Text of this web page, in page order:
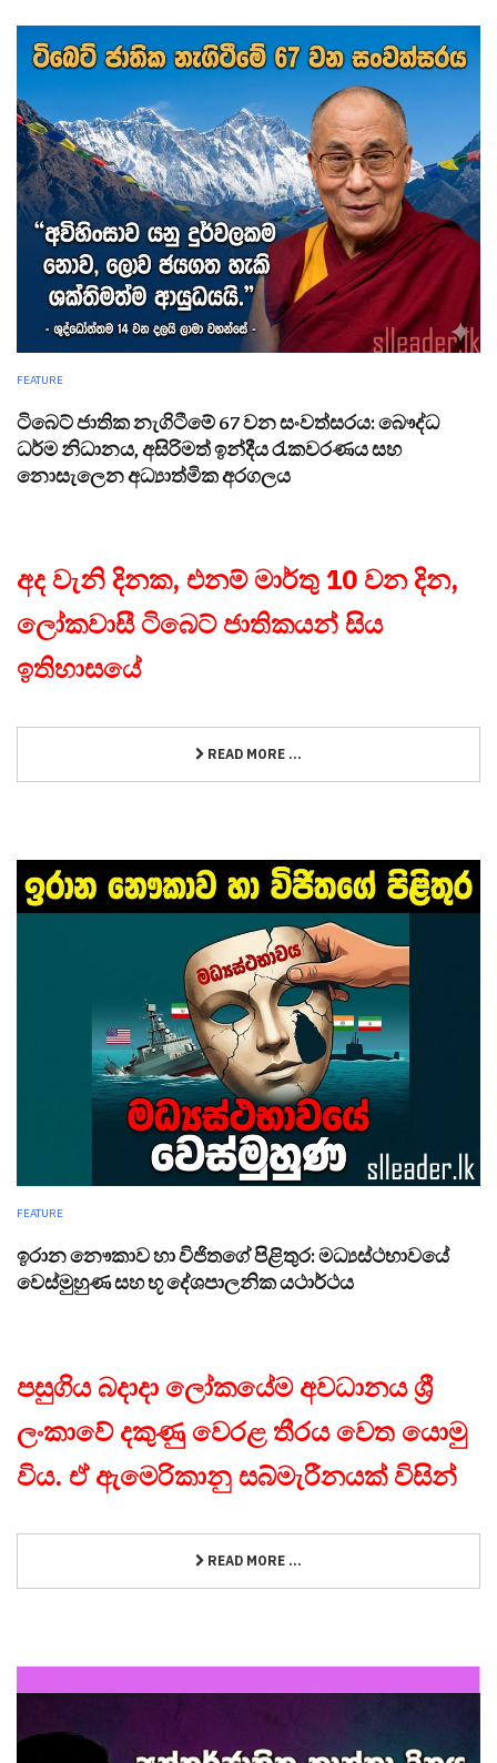
FEATURE
ටිබෙට් ජාතික නැගිටීමේ 67 වන සංවත්සරය: බෞද්ධ
ධර්ම නිධානය, අසිරිමත් ඉන්දීය රැකවරණය සහ
නොසැලෙන අධ්‍යාත්මික අරගලය
අද වැනි දිනක, එනම් මාර්තු 10 වන දින,
ලෝකවාසී ටිබෙට් ජාතිකයන් සිය
ඉතිහාසයේ
READ MORE ...
FEATURE
ඉරාන නෞකාව හා විජිතගේ පිළිතුර: මධ්‍යස්ථභාවයේ
වෙස්මුහුණ සහ භූ දේශපාලනික යථාර්ථය
පසුගිය බදාදා ලෝකයේම අවධානය ශ්‍රී
ලංකාවේ දකුණු වෙරළ තීරය වෙත යොමු
විය. ඒ ඇමෙරිකානු සබ්මැරීනයක් විසින්
READ MORE ...